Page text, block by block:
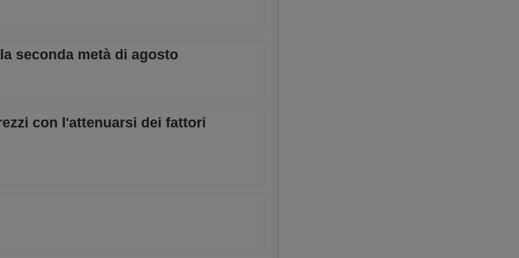
seconda metà di agosto
con l'attenuarsi dei fattori